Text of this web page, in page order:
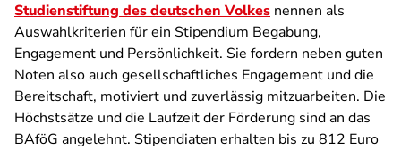
Studienstiftung des deutschen Volkes nennen als
Auswahlkriterien für ein Stipendium Begabung,
Engagement und Persönlichkeit. Sie fordern neben guten
Noten also auch gesellschaftliches Engagement und die
Bereitschaft, motiviert und zuverlässig mitzuarbeiten. Die
Höchstsätze und die Laufzeit der Förderung sind an das
BAföG angelehnt. Stipendiaten erhalten bis zu 812 Euro